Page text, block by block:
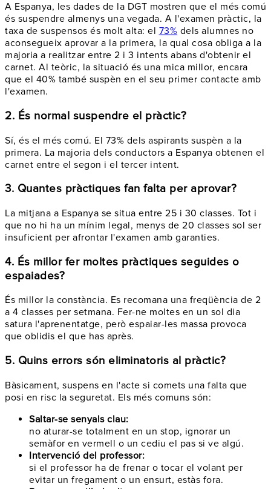
A Espanya, les dades de la DGT mostren que el més comú
és suspendre almenys una vegada. A l'examen pràctic, la
taxa de suspensos és molt alta: el 73% dels alumnes no
aconsegueix aprovar a la primera, la qual cosa obliga a la
majoria a realitzar entre 2 i 3 intents abans d'obtenir el
carnet. Al teòric, la situació és una mica millor, encara
que el 40% també suspèn en el seu primer contacte amb
l'examen.
2. És normal suspendre el pràctic?
Sí, és el més comú. El 73% dels aspirants suspèn a la
primera. La majoria dels conductors a Espanya obtenen el
carnet entre el segon i el tercer intent.
3. Quantes pràctiques fan falta per aprovar?
La mitjana a Espanya se situa entre 25 i 30 classes. Tot i
que no hi ha un mínim legal, menys de 20 classes sol ser
insuficient per afrontar l'examen amb garanties.
4. És millor fer moltes pràctiques seguides o
espaiades?
És millor la constància. Es recomana una freqüència de 2
a 4 classes per setmana. Fer-ne moltes en un sol dia
satura l'aprenentatge, però espaiar-les massa provoca
que oblidis el que has après.
5. Quins errors són eliminatoris al pràctic?
Bàsicament, suspens en l'acte si comets una falta que
posi en risc la seguretat. Els més comuns són:
Saltar-se senyals clau:
no aturar-se totalment en un stop, ignorar un
semàfor en vermell o un cediu el pas si ve algú.
Intervenció del professor:
si el professor ha de frenar o tocar el volant per
evitar un fregament o un ensurt, estàs fora.